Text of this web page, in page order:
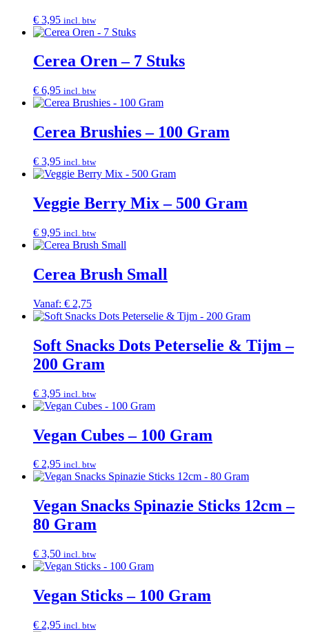
€ 3,95 incl. btw
Cerea Oren – 7 Stuks
€ 6,95 incl. btw
Cerea Brushies – 100 Gram
€ 3,95 incl. btw
Veggie Berry Mix – 500 Gram
€ 9,95 incl. btw
Cerea Brush Small
Vanaf: € 2,75
Soft Snacks Dots Peterselie & Tijm –
200 Gram
€ 3,95 incl. btw
Vegan Cubes – 100 Gram
€ 2,95 incl. btw
Vegan Snacks Spinazie Sticks 12cm –
80 Gram
€ 3,50 incl. btw
Vegan Sticks – 100 Gram
€ 2,95 incl. btw